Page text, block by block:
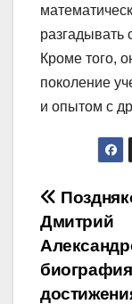
разгадывать
Кроме того,
поколение
и опытом с
по
Дмитрий